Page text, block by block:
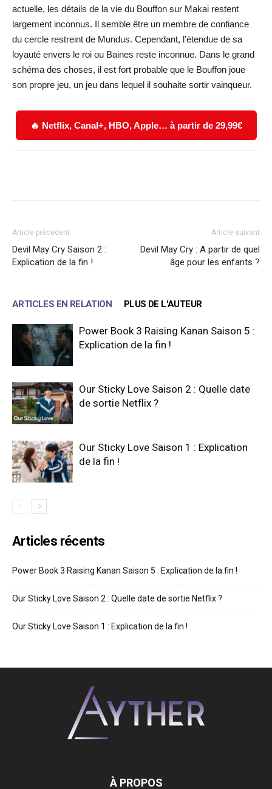
actuelle, les détails de la vie du Bouffon sur Makai restent
largement inconnus. Il semble être un membre de confiance
du cercle restreint de Mundus. Cependant, l’étendue de sa
loyauté envers le roi ou Baines reste inconnue. Dans le grand
schéma des choses, il est fort probable que le Bouffon joue
son propre jeu, un jeu dans lequel il souhaite sortir vainqueur.
🔥 Netflix, Canal+, HBO, Apple… à partir de 29,99€
Article précédent
Devil May Cry Saison 2 :
Explication de la fin !
Article suivant
Devil May Cry : A partir de quel
âge pour les enfants ?
ARTICLES EN RELATION PLUS DE L'AUTEUR
Power Book 3 Raising Kanan Saison 5 :
Explication de la fin !
Our Sticky Love Saison 2 : Quelle date
de sortie Netflix ?
Our Sticky Love Saison 1 : Explication
de la fin !
Articles récents
Power Book 3 Raising Kanan Saison 5 : Explication de la fin !
Our Sticky Love Saison 2 : Quelle date de sortie Netflix ?
Our Sticky Love Saison 1 : Explication de la fin !
À PROPOS